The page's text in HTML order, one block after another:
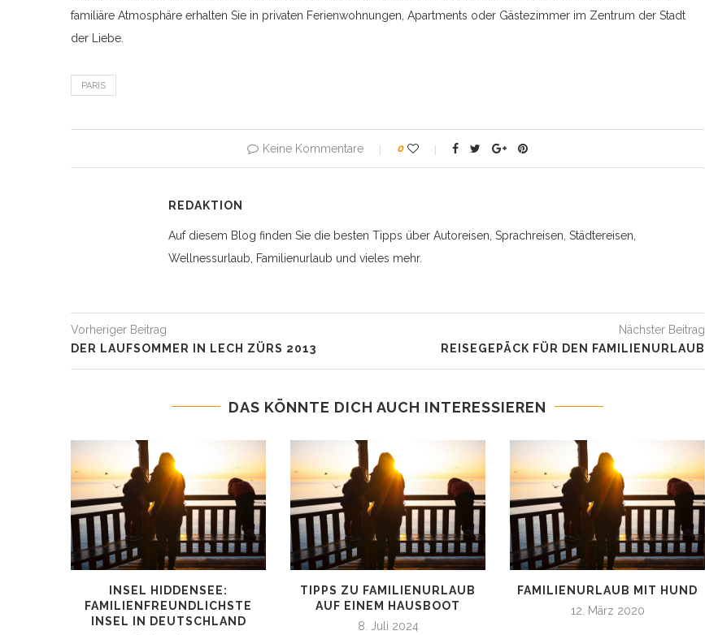
familiäre Atmosphäre erhalten Sie in privaten Ferienwohnungen, Apartments oder Gästezimmer im Zentrum der Stadt
der Liebe.
PARIS
Keine Kommentare 0
REDAKTION
Auf diesem Blog finden Sie die besten Tipps über Autoreisen, Sprachreisen, Städtereisen,
Wellnessurlaub, Familienurlaub und vieles mehr.
Vorheriger Beitrag
DER LAUFSOMMER IN LECH ZÜRS 2013
Nächster Beitrag
REISEGEPÄCK FÜR DEN FAMILIENURLAUB
DAS KÖNNTE DICH AUCH INTERESSIEREN
INSEL HIDDENSEE:
FAMILIENFREUNDLICHSTE
INSEL IN DEUTSCHLAND
TIPPS ZU FAMILIENURLAUB
AUF EINEM HAUSBOOT
8. Juli 2024
FAMILIENURLAUB MIT HUND
12. März 2020